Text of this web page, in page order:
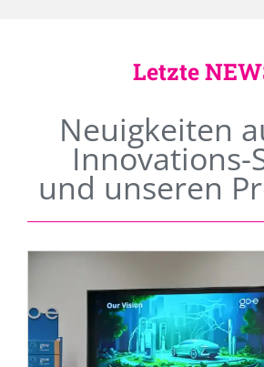
Letzte
Neuigkeiten
Innovations-
und unseren